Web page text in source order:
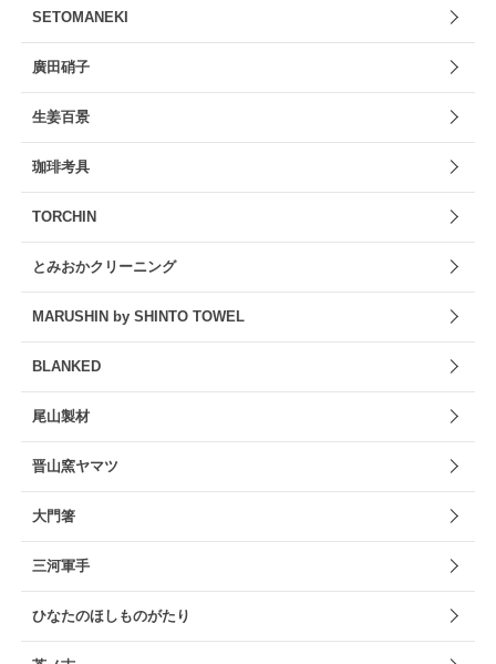
SETOMANEKI
廣田硝子
生姜百景
珈琲考具
TORCHIN
とみおかクリーニング
MARUSHIN by SHINTO TOWEL
BLANKED
尾山製材
晋山窯ヤマツ
大門箸
三河軍手
ひなたのほしものがたり